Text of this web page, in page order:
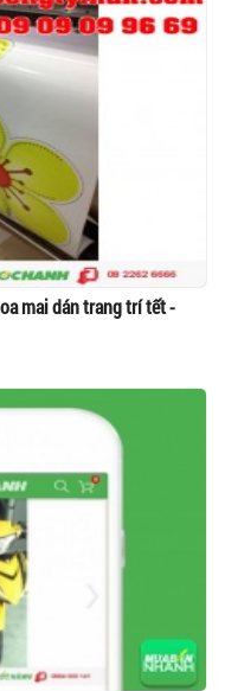
mai dán trang trí tết -